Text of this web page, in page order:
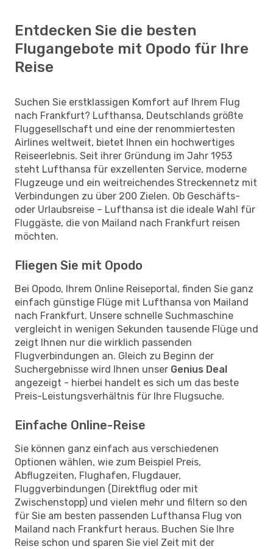
Entdecken Sie die besten
Flugangebote mit Opodo für Ihre
Reise
Suchen Sie erstklassigen Komfort auf Ihrem Flug
nach Frankfurt? Lufthansa, Deutschlands größte
Fluggesellschaft und eine der renommiertesten
Airlines weltweit, bietet Ihnen ein hochwertiges
Reiseerlebnis. Seit ihrer Gründung im Jahr 1953
steht Lufthansa für exzellenten Service, moderne
Flugzeuge und ein weitreichendes Streckennetz mit
Verbindungen zu über 200 Zielen. Ob Geschäfts-
oder Urlaubsreise – Lufthansa ist die ideale Wahl für
Fluggäste, die von Mailand nach Frankfurt reisen
möchten.
Fliegen Sie mit Opodo
Bei Opodo, Ihrem Online Reiseportal, finden Sie ganz
einfach günstige Flüge mit Lufthansa von Mailand
nach Frankfurt. Unsere schnelle Suchmaschine
vergleicht in wenigen Sekunden tausende Flüge und
zeigt Ihnen nur die wirklich passenden
Flugverbindungen an. Gleich zu Beginn der
Suchergebnisse wird Ihnen unser Genius Deal
angezeigt - hierbei handelt es sich um das beste
Preis-Leistungsverhältnis für Ihre Flugsuche.
Einfache Online-Reise
Sie können ganz einfach aus verschiedenen
Optionen wählen, wie zum Beispiel Preis,
Abflugzeiten, Flughafen, Flugdauer,
Fluggverbindungen (Direktflug oder mit
Zwischenstopp) und vielen mehr und filtern so den
für Sie am besten passenden Lufthansa Flug von
Mailand nach Frankfurt heraus. Buchen Sie Ihre
Reise schon und sparen Sie viel Zeit mit der